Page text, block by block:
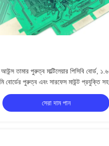
তামার পুরুত্ব মাল্টিলেয়ার পিসিবি বোর্ড, ১.৬
বোর্ডের পুরুত্ব এবং সারফেস মাউন্ট প্রযুক্তি সহ
সেরা দাম পান